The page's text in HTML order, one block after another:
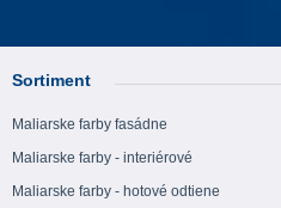
Sortiment
Maliarske farby fasádne
Maliarske farby - interiérové
Maliarske farby - hotové odtiene